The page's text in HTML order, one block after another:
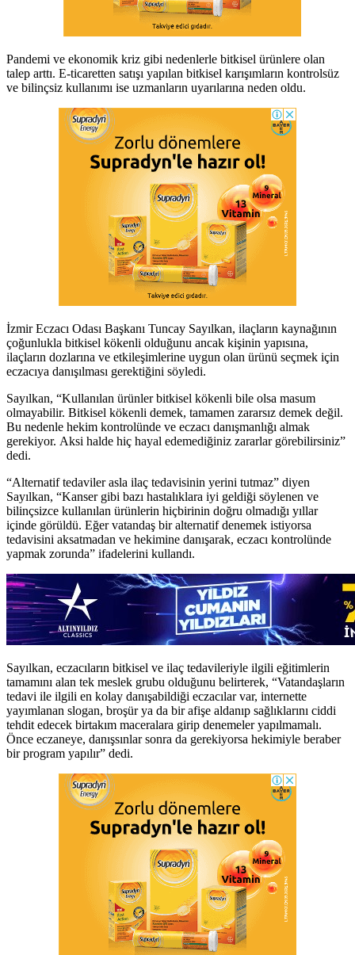
Pandemi ve ekonomik kriz gibi nedenlerle bitkisel ürünlere olan
talep arttı. E-ticaretten satışı yapılan bitkisel karışımların kontrolsüz
ve bilinçsiz kullanımı ise uzmanların uyarılarına neden oldu.
İzmir Eczacı Odası Başkanı Tuncay Sayılkan, ilaçların kaynağının
çoğunlukla bitkisel kökenli olduğunu ancak kişinin yapısına,
ilaçların dozlarına ve etkileşimlerine uygun olan ürünü seçmek için
eczacıya danışılması gerektiğini söyledi.
Sayılkan, “Kullanılan ürünler bitkisel kökenli bile olsa masum
olmayabilir. Bitkisel kökenli demek, tamamen zararsız demek değil.
Bu nedenle hekim kontrolünde ve eczacı danışmanlığı almak
gerekiyor. Aksi halde hiç hayal edemediğiniz zararlar görebilirsiniz”
dedi.
“Alternatif tedaviler asla ilaç tedavisinin yerini tutmaz” diyen
Sayılkan, “Kanser gibi bazı hastalıklara iyi geldiği söylenen ve
bilinçsizce kullanılan ürünlerin hiçbirinin doğru olmadığı yıllar
içinde görüldü. Eğer vatandaş bir alternatif denemek istiyorsa
tedavisini aksatmadan ve hekimine danışarak, eczacı kontrolünde
yapmak zorunda” ifadelerini kullandı.
Sayılkan, eczacıların bitkisel ve ilaç tedavileriyle ilgili eğitimlerin
tamamını alan tek meslek grubu olduğunu belirterek, “Vatandaşların
tedavi ile ilgili en kolay danışabildiği eczacılar var, internette
yayımlanan slogan, broşür ya da bir afişe aldanıp sağlıklarını ciddi
tehdit edecek birtakım maceralara girip denemeler yapılmamalı.
Önce eczaneye, danışsınlar sonra da gerekiyorsa hekimiyle beraber
bir program yapılır” dedi.